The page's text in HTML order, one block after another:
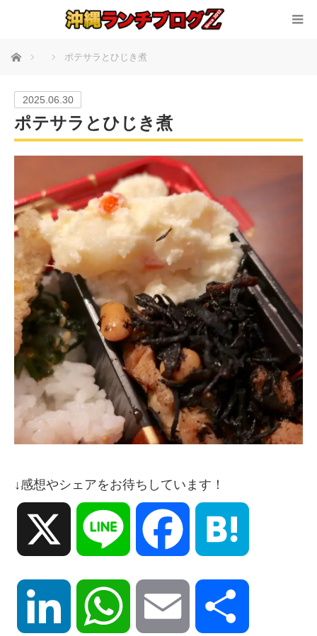
ホーム ポテサラとひじき煮
2025.06.30
ポテサラとひじき煮
↓感想やシェアをお待ちしています！
Line Facebook
LinkedIn WhatsApp Email